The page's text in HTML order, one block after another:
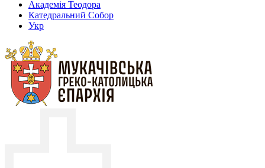
Академія Теодора
Катедральний Собор
Укр